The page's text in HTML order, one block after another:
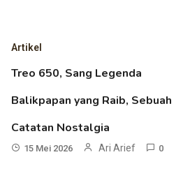
Artikel
Treo 650, Sang Legenda
Balikpapan yang Raib, Sebuah
Catatan Nostalgia
15 Mei 2026 Ari Arief 0